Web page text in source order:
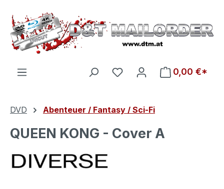
Zum Hauptinhalt springen
Du hast 0 Produkte auf
0,00 €*
DVD Abenteuer / Fantasy / Sci-Fi
QUEEN KONG - Cover A